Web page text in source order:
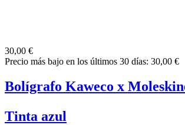
30,00 €
Precio más bajo en los últimos 30 días: 30,00 €
Bolígrafo Kaweco x
Tinta azul